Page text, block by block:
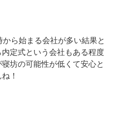
ら始まる会社が多い結果と
定式という会社もある程度
坊の可能性が低くて安心と
！